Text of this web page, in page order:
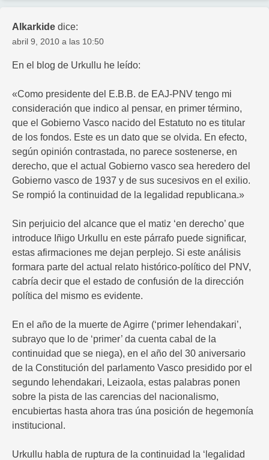
Alkarkide dice:
abril 9, 2010 a las 10:50
En el blog de Urkullu he leído:
«Como presidente del E.B.B. de EAJ-PNV tengo mi
consideración que indico al pensar, en primer término,
que el Gobierno Vasco nacido del Estatuto no es titular
de los fondos. Este es un dato que se olvida. En efecto,
según opinión contrastada, no parece sostenerse, en
derecho, que el actual Gobierno vasco sea heredero del
Gobierno vasco de 1937 y de sus sucesivos en el exilio.
Se rompió la continuidad de la legalidad republicana.»
Sin perjuicio del alcance que el matiz ‘en derecho’ que
introduce Iñigo Urkullu en este párrafo puede significar,
estas afirmaciones me dejan perplejo. Si este análisis
formara parte del actual relato histórico-político del PNV,
cabría decir que el estado de confusión de la dirección
política del mismo es evidente.
En el año de la muerte de Agirre (‘primer lehendakari’,
subrayo que lo de ‘primer’ da cuenta cabal de la
continuidad que se niega), en el año del 30 aniversario
de la Constitución del parlamento Vasco presidido por el
segundo lehendakari, Leizaola, estas palabras ponen
sobre la pista de las carencias del nacionalismo,
encubiertas hasta ahora tras úna posición de hegemonía
institucional.
Urkullu habla de ruptura de la continuidad la ‘legalidad